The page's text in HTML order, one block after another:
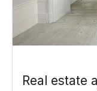
Real estate